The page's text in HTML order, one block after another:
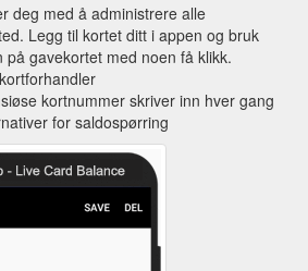
deg med å administrere alle
Legg til kortet ditt i appen og bruk
på gavekortet med noen få klikk.
kortnummer skriver inn hver gang
for saldospørring